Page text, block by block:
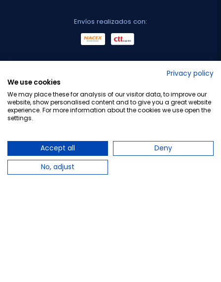
Envíos realizados con:
Privacy policy
We use cookies
We may place these for analysis of our visitor data, to improve our
website, show personalised content and to give you a great website
experience. For more information about the cookies we use open the
settings.
Accept all
Deny
No, adjust